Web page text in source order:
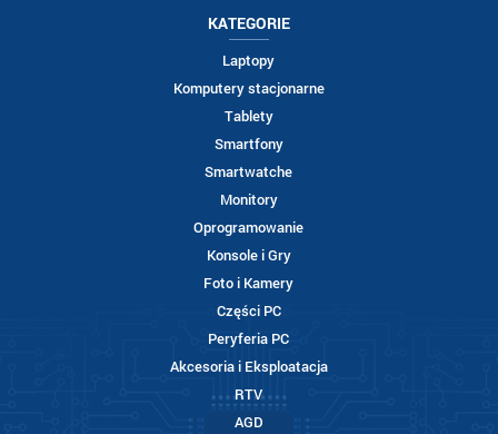
KATEGORIE
Laptopy
Komputery stacjonarne
Tablety
Smartfony
Smartwatche
Monitory
Oprogramowanie
Konsole i Gry
Foto i Kamery
Części PC
Peryferia PC
Akcesoria i Eksploatacja
RTV
AGD